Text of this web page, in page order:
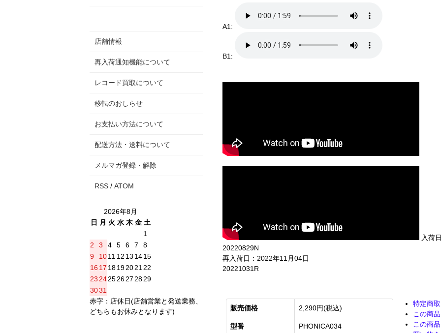
A1:
B1:
入荷
20220829N
再入荷日：2022年11月04日
20221031R
販売価格 2,290円(税込)
型番 PHONICA034
特定商
この商
この商
店舗情報
再入荷通知機能について
レコード買取について
移転のおしらせ
お支払い方法について
配送方法・送料について
メルマガ登録・解除
RSS / ATOM
2026年8月
日
月 火 水 木 金 土
1
2
3 4 5 6 7
8
9
1011 12 13 1415
16 17 18192021 22
23 24252627 2829
3031
赤字：店休日(店舗営業と発送業務、
どちらもお休みとなります)